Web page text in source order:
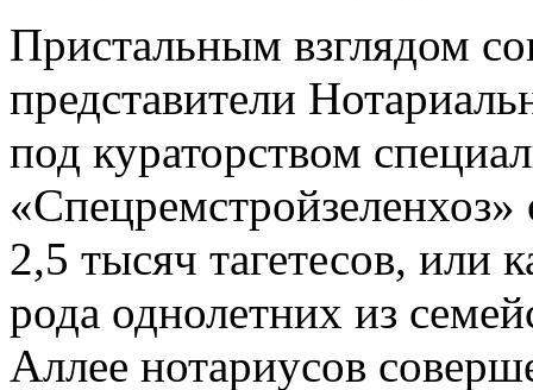
Пристальным взглядом
представители
под кураторством
«Спецремстройзеленхоз»
2,5 тысяч тагетесов, или
рода однолетних из
Аллее нотариусов